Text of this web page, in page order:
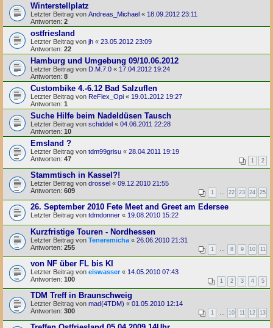
Winterstellplatz
Letzter Beitrag von Andreas_Michael « 18.09.2012 23:11
Antworten: 2
ostfriesland
Letzter Beitrag von jh « 23.05.2012 23:09
Antworten: 22
Hamburg und Umgebung 09/10.06.2012
Letzter Beitrag von D.M.7.0 « 17.04.2012 19:24
Antworten: 8
Custombike 4.-6.12 Bad Salzuflen
Letzter Beitrag von ReFlex_Opi « 19.01.2012 19:27
Antworten: 1
Suche Hilfe beim Nadeldüsen Tausch
Letzter Beitrag von schiddel « 04.06.2011 22:28
Antworten: 10
Emsland ?
Letzter Beitrag von tdm99grisu « 28.04.2011 19:19
Antworten: 47 1 2
Stammtisch in Kassel?!
Letzter Beitrag von drossel « 09.12.2010 21:55
Antworten: 609 1 22 23 24 25
26. September 2010 Fete Meet and Greet am Edersee
Letzter Beitrag von tdmdonner « 19.08.2010 15:22
Kurzfristige Touren - Nordhessen
Letzter Beitrag von Teneremicha « 26.06.2010 21:31
Antworten: 255 1 8 9 10 11
von NF über FL bis KI
Letzter Beitrag von eiswasser« 14.05.2010 07:43
Antworten: 100 1 2 3 4 5
TDM Treff in Braunschweig
Letzter Beitrag von mad(4TDM) « 01.05.2010 12:14
Antworten: 300 1 10 11 12 13